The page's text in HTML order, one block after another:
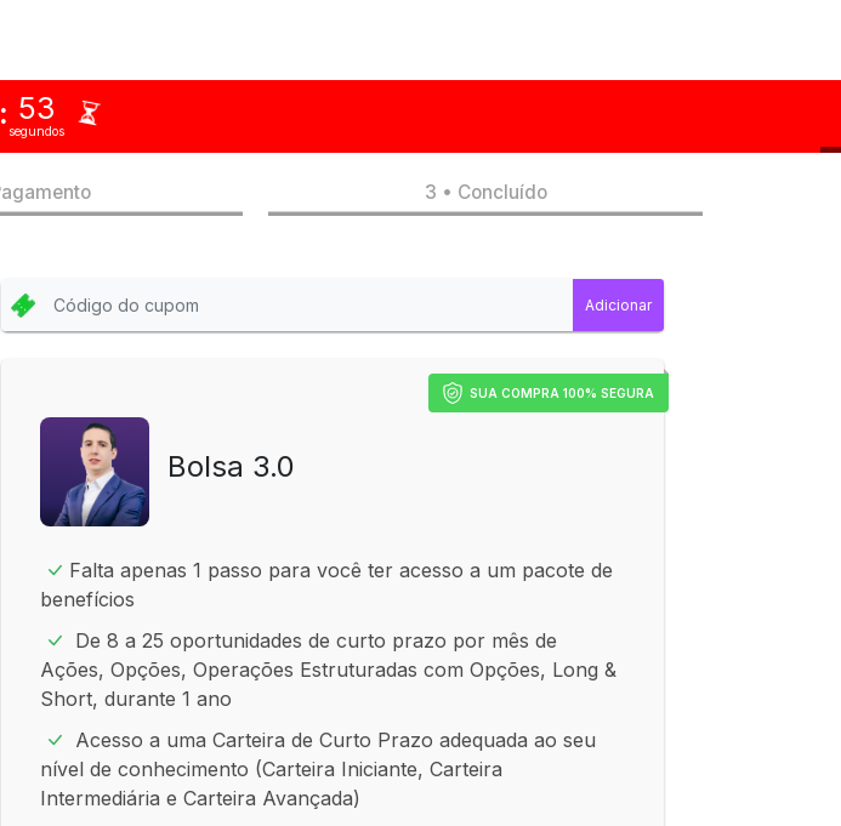
: 53
segundos
2 • Pagamento 3 • Concluído
SUA COMPRA 100% SEGURA
Bolsa 3.0
Falta apenas 1 passo para você ter acesso a um pacote de
benefícios
De 8 a 25 oportunidades de curto prazo por mês de
Ações, Opções, Operações Estruturadas com Opções, Long &
Short, durante 1 ano
Acesso a uma Carteira de Curto Prazo adequada ao seu
nível de conhecimento (Carteira Iniciante, Carteira
Intermediária e Carteira Avançada)